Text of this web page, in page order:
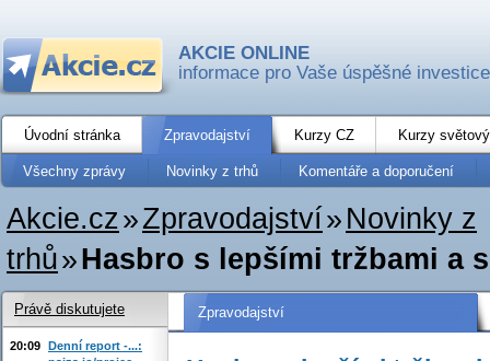
AKCIE ONLINE
informace pro Vaše úspěšné investice
Úvodní stránka Zpravodajství Kurzy CZ Kurzy
Všechny zprávy Novinky z trhů Komentáře a doporučení
Akcie.cz»Zpravodajství» Novinky z
trhů»Hasbro s lepšími tržbami a
Zpravodajství
Právě diskutujete
20:09 Denní report -...: